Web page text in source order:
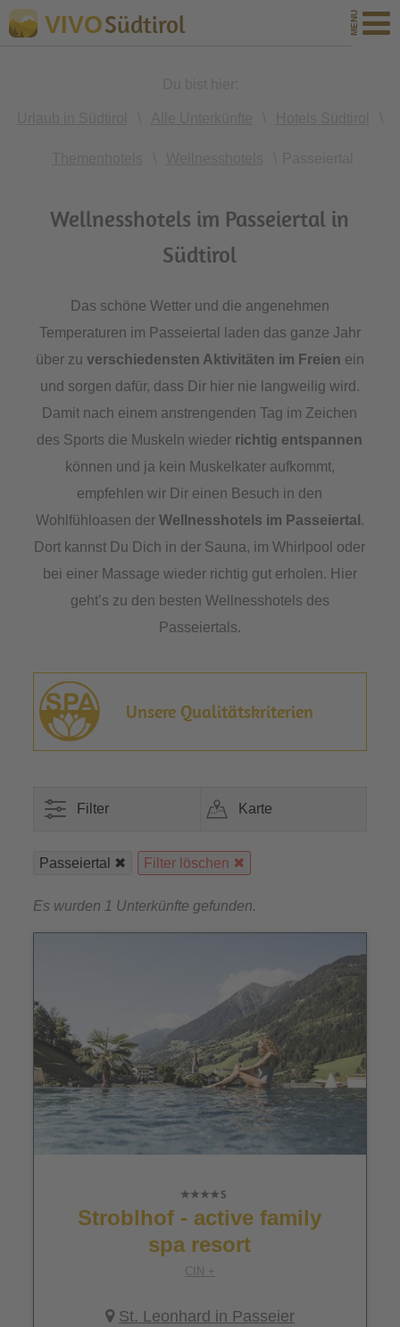
VIVOSüdtirol
Wellnesshotels im Passeiertal in
Südtirol
Das schöne Wetter und die angenehmen
Temperaturen im Passeiertal laden das ganze Jahr
über zu verschiedensten Aktivitäten im Freien ein
und sorgen dafür, dass Dir hier nie langweilig wird.
Damit nach einem anstrengenden Tag im Zeichen
des Sports die Muskeln wieder richtig entspannen
können und ja kein Muskelkater aufkommt,
empfehlen wir Dir einen Besuch in den
Wohlfühloasen der Wellnesshotels im Passeiertal .
Dort kannst Du Dich in der Sauna, im Whirlpool oder
bei einer Massage wieder richtig gut erholen. Hier
geht’s zu den besten Wellnesshotels des
Passeiertals.
Unsere Qualitätskriterien
Filter Karte
Passeiertal Filter löschen
Es wurden 1 Unterkünfte gefunden.
Stroblhof - active family
spa resort
CIN +
St. Leonhard in Passeier